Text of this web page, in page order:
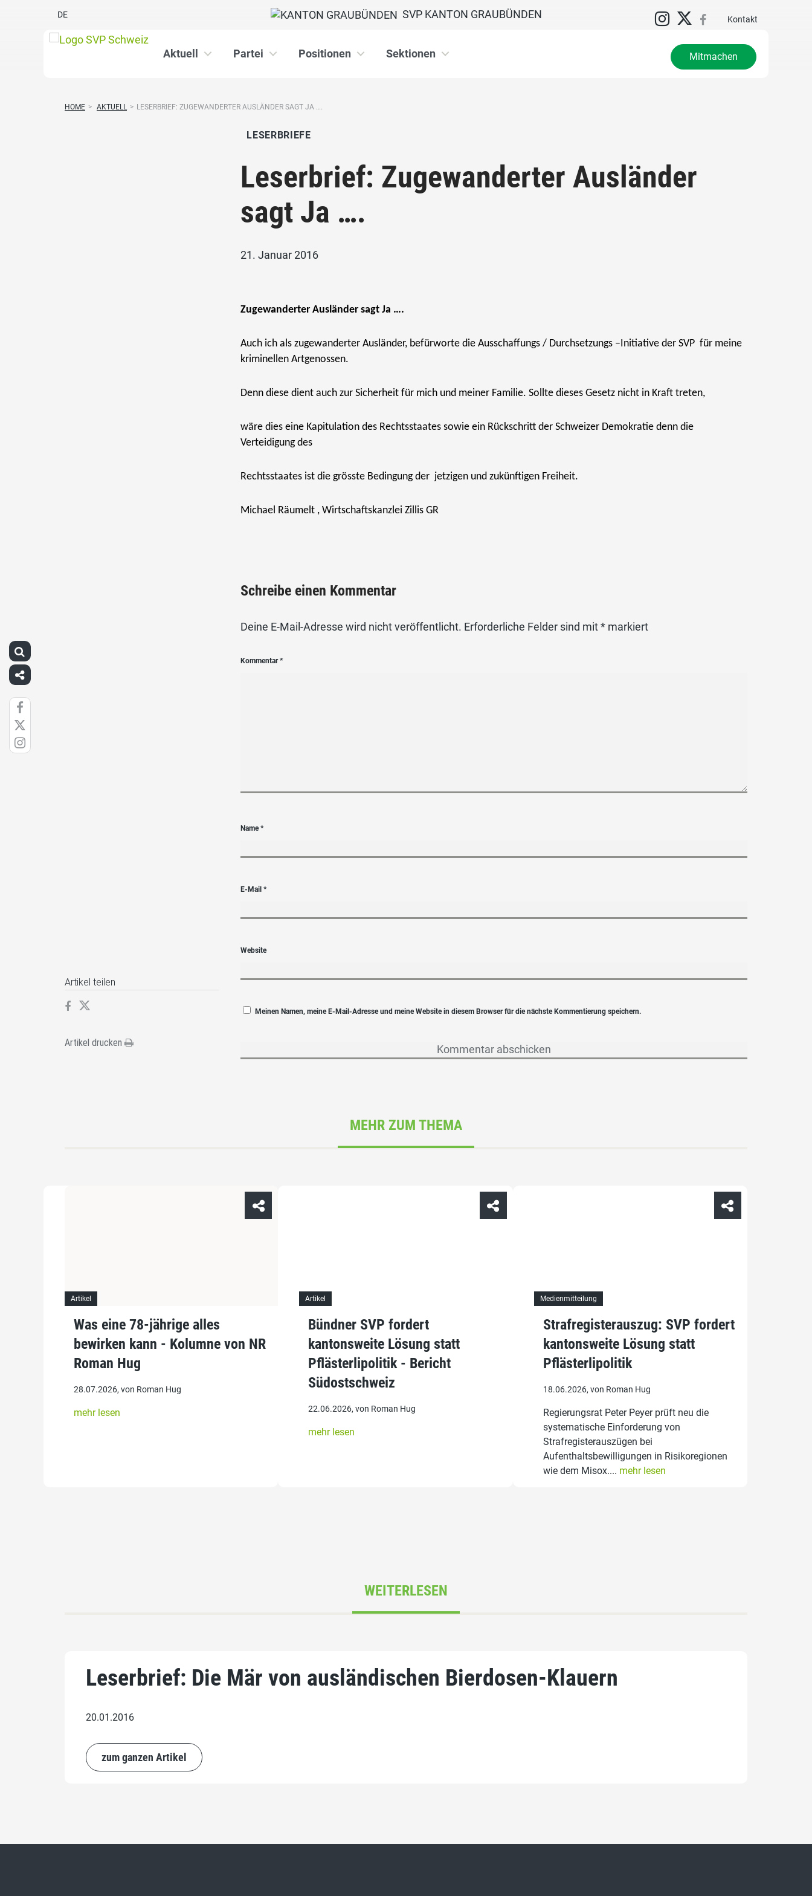
DE Kontakt
SVP KANTON GRAUBÜNDEN
Aktuell Partei Positionen Sektionen Mitmachen
HOME > AKTUELL > LESERBRIEF: ZUGEWANDERTER AUSLÄNDER SAGT JA ….
LESERBRIEFE
Leserbrief: Zugewanderter Ausländer
sagt Ja ….
21. Januar 2016
Zugewanderter Ausländer sagt Ja ….
Auch ich als zugewanderter Ausländer, befürworte die Ausschaffungs / Durchsetzungs –Initiative der SVP für meine
kriminellen Artgenossen.
Denn diese dient auch zur Sicherheit für mich und meiner Familie. Sollte dieses Gesetz nicht in Kraft treten,
wäre dies eine Kapitulation des Rechtsstaates sowie ein Rückschritt der Schweizer Demokratie denn die
Verteidigung des
Rechtsstaates ist die grösste Bedingung der jetzigen und zukünftigen Freiheit.
Michael Räumelt ,Wirtschaftskanzlei Zillis GR
Schreibe einen Kommentar
Deine E-Mail-Adresse wird nicht veröffentlicht. Erforderliche Felder sind mit* markiert
Kommentar*
Name*
E-Mail*
Website
Meinen Namen, meine E-Mail-Adresse und meine Website in diesem Browser für die nächste Kommentierung speichern.
Artikel teilen
Artikel drucken
MEHR ZUM THEMA
Artikel
Was eine 78-jährige alles
bewirken kann - Kolumne von NR
Roman Hug
28.07.2026, von Roman Hug
mehr lesen
Artikel
Bündner SVP fordert
kantonsweite Lösung statt
Pflästerlipolitik - Bericht
Südostschweiz
22.06.2026, von Roman Hug
mehr lesen
Medienmitteilung
Strafregisterauszug: SVP fordert
kantonsweite Lösung statt
Pflästerlipolitik
18.06.2026, von Roman Hug
Regierungsrat Peter Peyer prüft neu die
systematische Einforderung von
Strafregisterauszügen bei
Aufenthaltsbewilligungen in Risikoregionen
wie dem Misox.... mehr lesen
WEITERLESEN
Leserbrief: Die Mär von ausländischen Bierdosen-Klauern
20.01.2016
zum ganzen Artikel